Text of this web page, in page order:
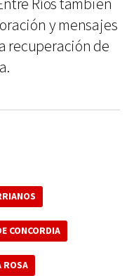
Ríos también
y mensajes
recuperación de
CONCORDIA
ROSA